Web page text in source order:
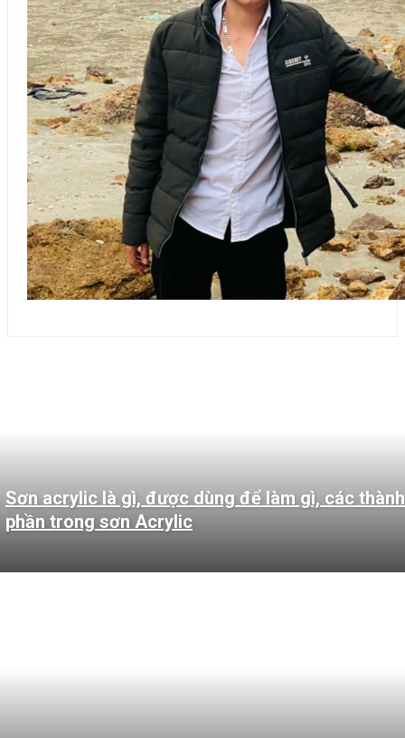
Sơn acrylic là gì, được dùng để làm gì, các thành
phần trong sơn Acrylic